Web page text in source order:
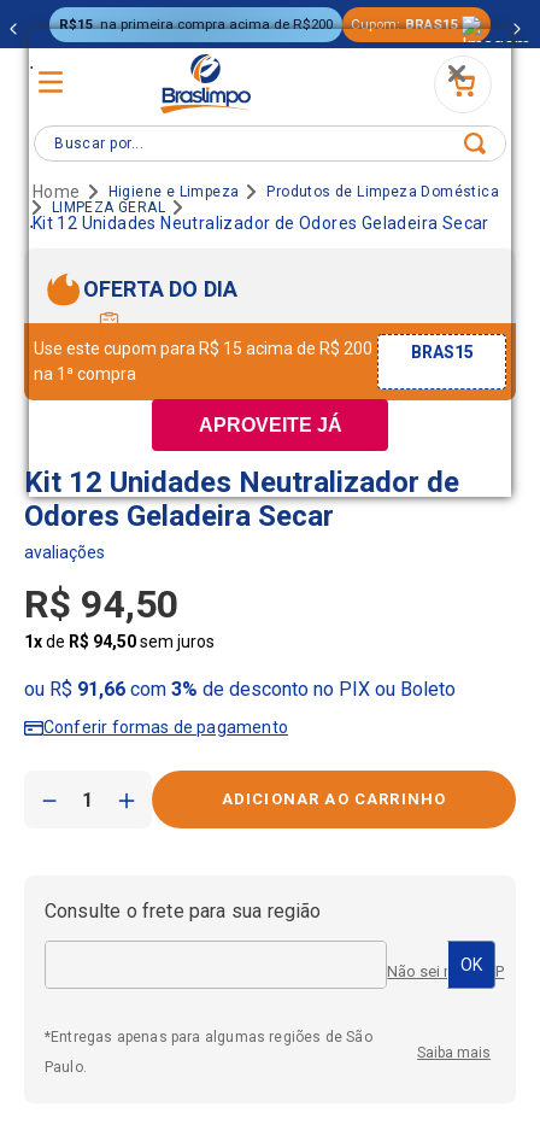
.
.
APROVEITE JÁ
R$15 na primeira compra acima de R$200 Cupom: BRAS15
Buscar por...
Higiene e Limpeza
Produtos de Limpeza Doméstica
LIMPEZA GERAL
Kit 12 Unidades Neutralizador de Odores Geladeira Secar
OFERTA DO DIA
Use este cupom para R$ 15 acima de R$ 200
na 1ª compra
BRAS15
Kit 12 Unidades Neutralizador de
Odores Geladeira Secar
R$ 94,50
1xde R$ 94,50sem juros
ou R$ 91,66com 3% de desconto no PIX ou Boleto
Conferir formas de pagamento
＋
－
Consulte o frete para sua região
Não sei meu CEP
*Entregas apenas para algumas regiões de São
Paulo.
Saiba mais